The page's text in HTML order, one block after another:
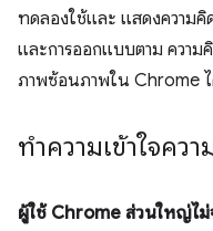
ทดลองใช้และ แสดงความคิ
และการออกแบบตาม ควา
ภาพซ้อนภาพใน Chrome ไ
ทำความเข้าใจควา
ผู้ใช้ Chrome ส่วนใหญ่ไม่